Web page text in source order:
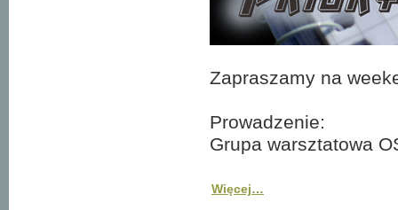
Zapraszamy na
Prowadzenie:
Grupa warsztatowa
Więcej…